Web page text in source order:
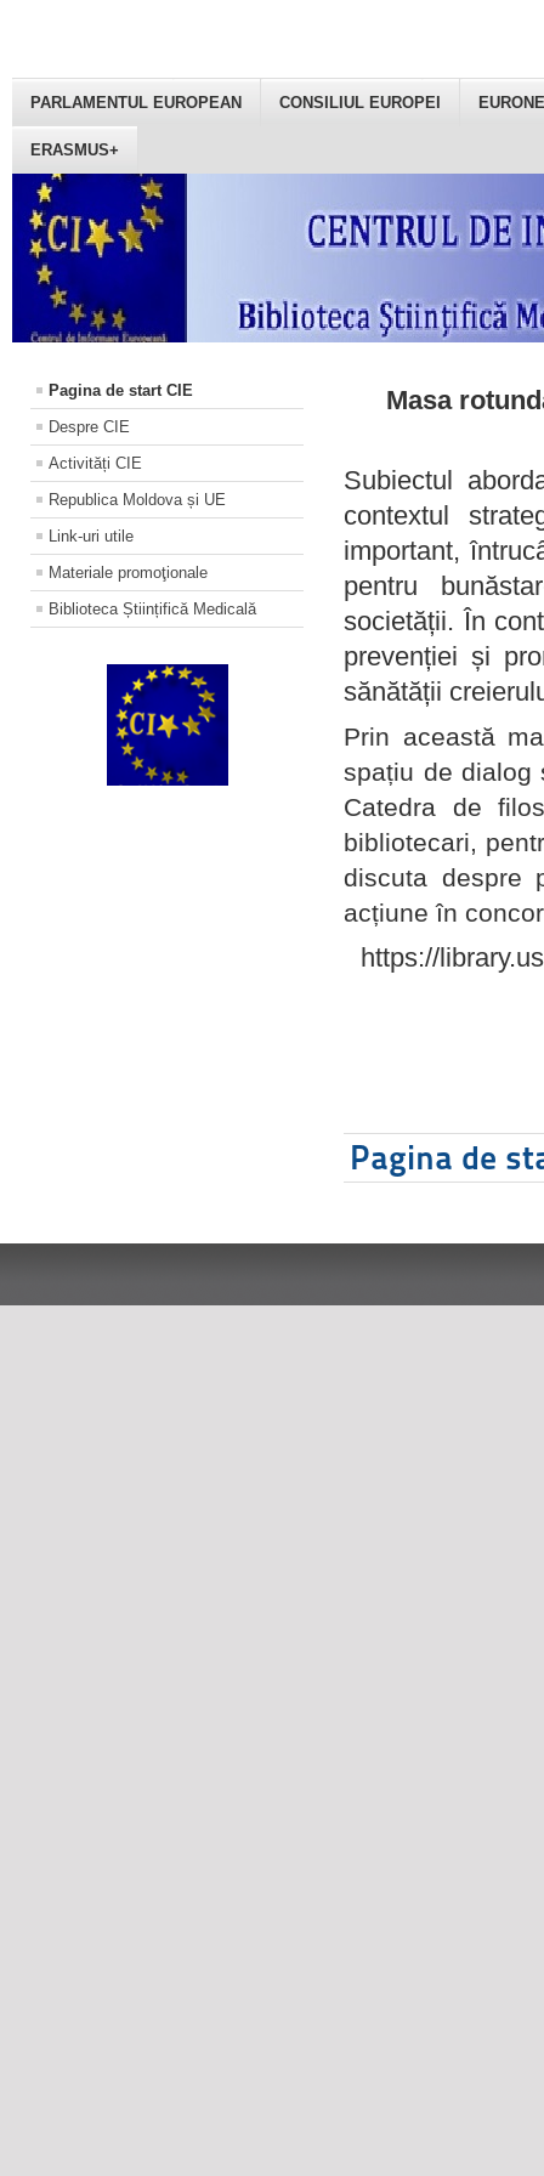
PARLAMENTUL EUROPEAN CONSILIUL EUROPEI
ERASMUS+
Pagina de start CIE
Despre CIE
Activități CIE
Republica Moldova și UE
Link-uri utile
Materiale promoţionale
Biblioteca Științifică Medicală
Masa
Subiectul
contextul
important,
pentru
societății. În
prevenției și
sănătății
Prin această
spațiu de dialog
Catedra de
bibliotecari,
discuta despre
acțiune în
https://
Pagina de